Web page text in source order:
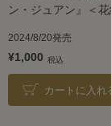
ン・ジュアン』＜
2024/8/20発売
¥1,000
カートに入れ